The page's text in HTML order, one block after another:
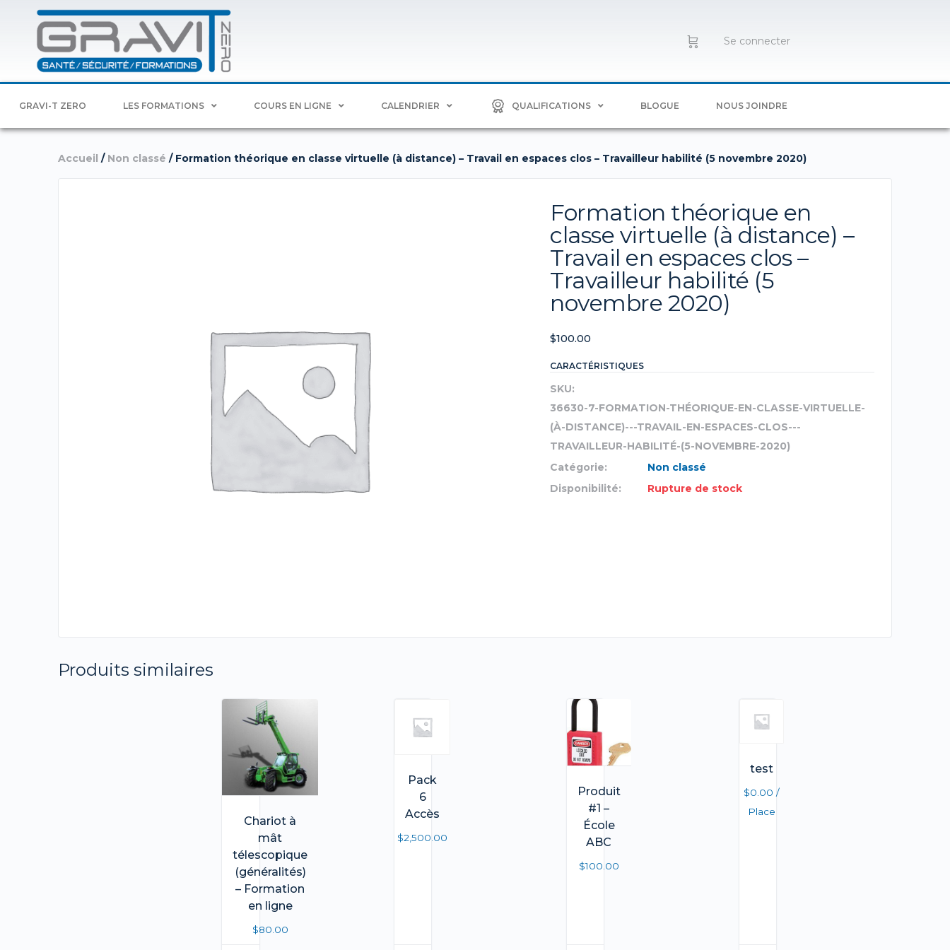
Se connecter
GRAVI-T ZERO LES FORMATIONS COURS EN LIGNE CALENDRIER QUALIFICATIONS BLOGUE NOUS JOINDRE
Accueil / Non classé / Formation théorique en classe virtuelle (à distance) – Travail en espaces clos – Travailleur habilité (5 novembre 2020)
Formation théorique en
classe virtuelle (à distance) –
Travail en espaces clos –
Travailleur habilité (5
novembre 2020)
$100.00
CARACTÉRISTIQUES
SKU:
36630-7-FORMATION-THÉORIQUE-EN-CLASSE-VIRTUELLE-
(À-DISTANCE)---TRAVAIL-EN-ESPACES-CLOS---
TRAVAILLEUR-HABILITÉ-(5-NOVEMBRE-2020)
Catégorie:
Non classé
Disponibilité:
Rupture de stock
Produits similaires
Chariot à
mât
télescopique
(généralités)
– Formation
en ligne
$80.00
Pack
6
Accès
$2,500.00
Produit
#1 –
École
ABC
$100.00
test
$0.00 /
Place